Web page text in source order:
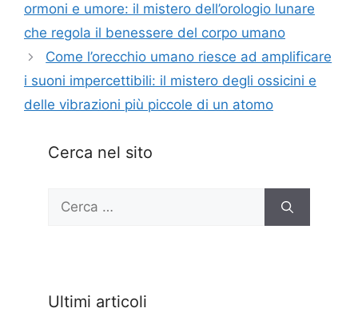
ormoni e umore: il mistero dell’orologio lunare
che regola il benessere del corpo umano
Come l’orecchio umano riesce ad amplificare
i suoni impercettibili: il mistero degli ossicini e
delle vibrazioni più piccole di un atomo
Cerca nel sito
Ricerca
Ultimi articoli